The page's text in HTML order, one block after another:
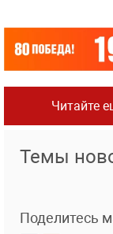
Читайте
Темы
Поделитесь